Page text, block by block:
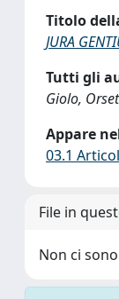
Titolo
JURA
Tutti gli
Giolo,
Appare
03.1
File in
Non ci